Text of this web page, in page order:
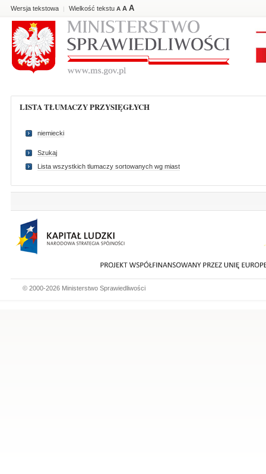
Wersja tekstowa | Wielkość tekstu A A A
LISTA TŁUMACZY PRZYSIĘGŁYCH
niemiecki
Szukaj
Lista wszystkich tlumaczy sortowanych wg miast
© 2000-2026 Ministerstwo Sprawiedliwości